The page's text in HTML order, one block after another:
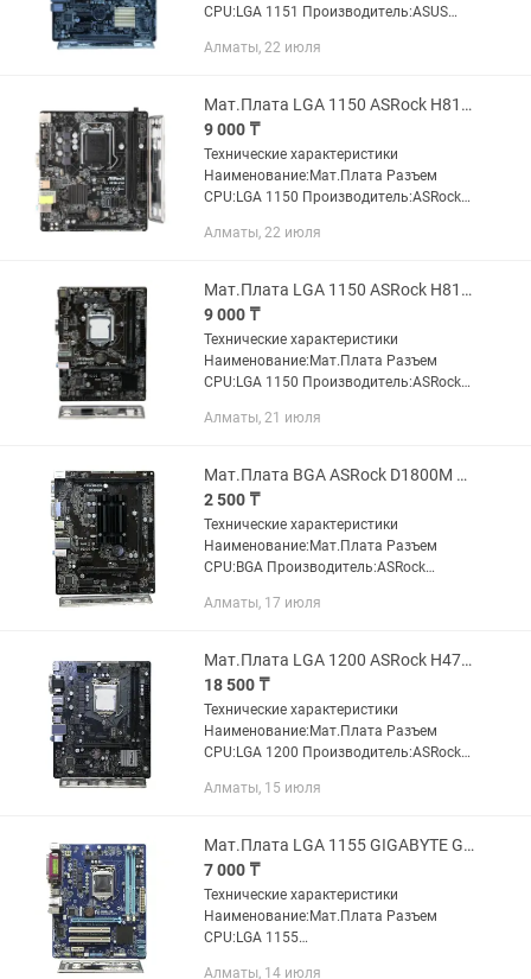
CPU:LGA 1151 Производитель:ASUS
Поддерживаемые процессоры:Intel
7xxx/...
Алматы, 22 июля
Мат.Плата LGA 1150 ASRock H81M-VG4 REV. 2.0 2x DDR3
9 000 ₸
Технические характеристики
Наименование:Мат.Плата Разъем
CPU:LGA 1150 Производитель:ASRock
H81 Поддерживаемые процессоры:Intel
Алматы, 22 июля
Мат.Плата LGA 1150 ASRock H81M-VG4 REV. 1.0 2x DDR3
9 000 ₸
Технические характеристики
Наименование:Мат.Плата Разъем
CPU:LGA 1150 Производитель:ASRock
H81 Поддерживаемые процессоры:Intel
Алматы, 21 июля
Мат.Плата BGA ASRock D1800M 2x DDR3
2 500 ₸
Технические характеристики
Наименование:Мат.Плата Разъем
CPU:BGA Производитель:ASRock
процессоры:Intel Celeron J1800 2,41
FSB:1066/1333 MHz...
Алматы, 17 июля
Мат.Плата LGA 1200 ASRock H470M-HDV/M.2 2x DDR4
18 500 ₸
Технические характеристики
Наименование:Мат.Плата Разъем
CPU:LGA 1200 Производитель:ASRock
H470 Поддерживаемые
i5 10xxx,...
Алматы, 15 июля
Мат.Плата LGA 1155 GIGABYTE GA-H61M-S2PV 2x DDR3
7 000 ₸
Технические характеристики
Наименование:Мат.Плата Разъем
CPU:LGA 1155
Алматы, 14 июля